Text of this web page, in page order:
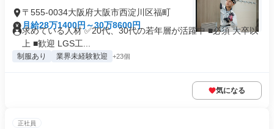
〒555-0034大阪府大阪市西淀川区福町
月給28万1400円～30万8600円
求めている人材 ✅20代、30代の若年層が活躍中 ■必須 大卒以
上 ■歓迎 LGS工...
制服あり 業界未経験歓迎 +23個
気になる
正社員